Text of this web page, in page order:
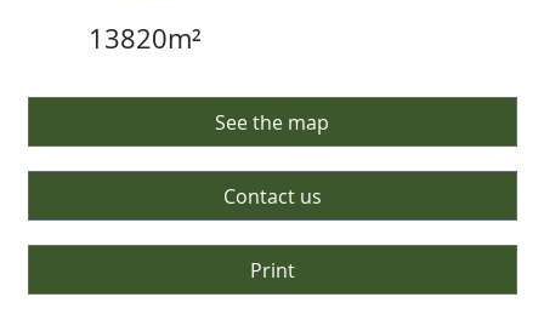
13820m²
See the map
Contact us
Print